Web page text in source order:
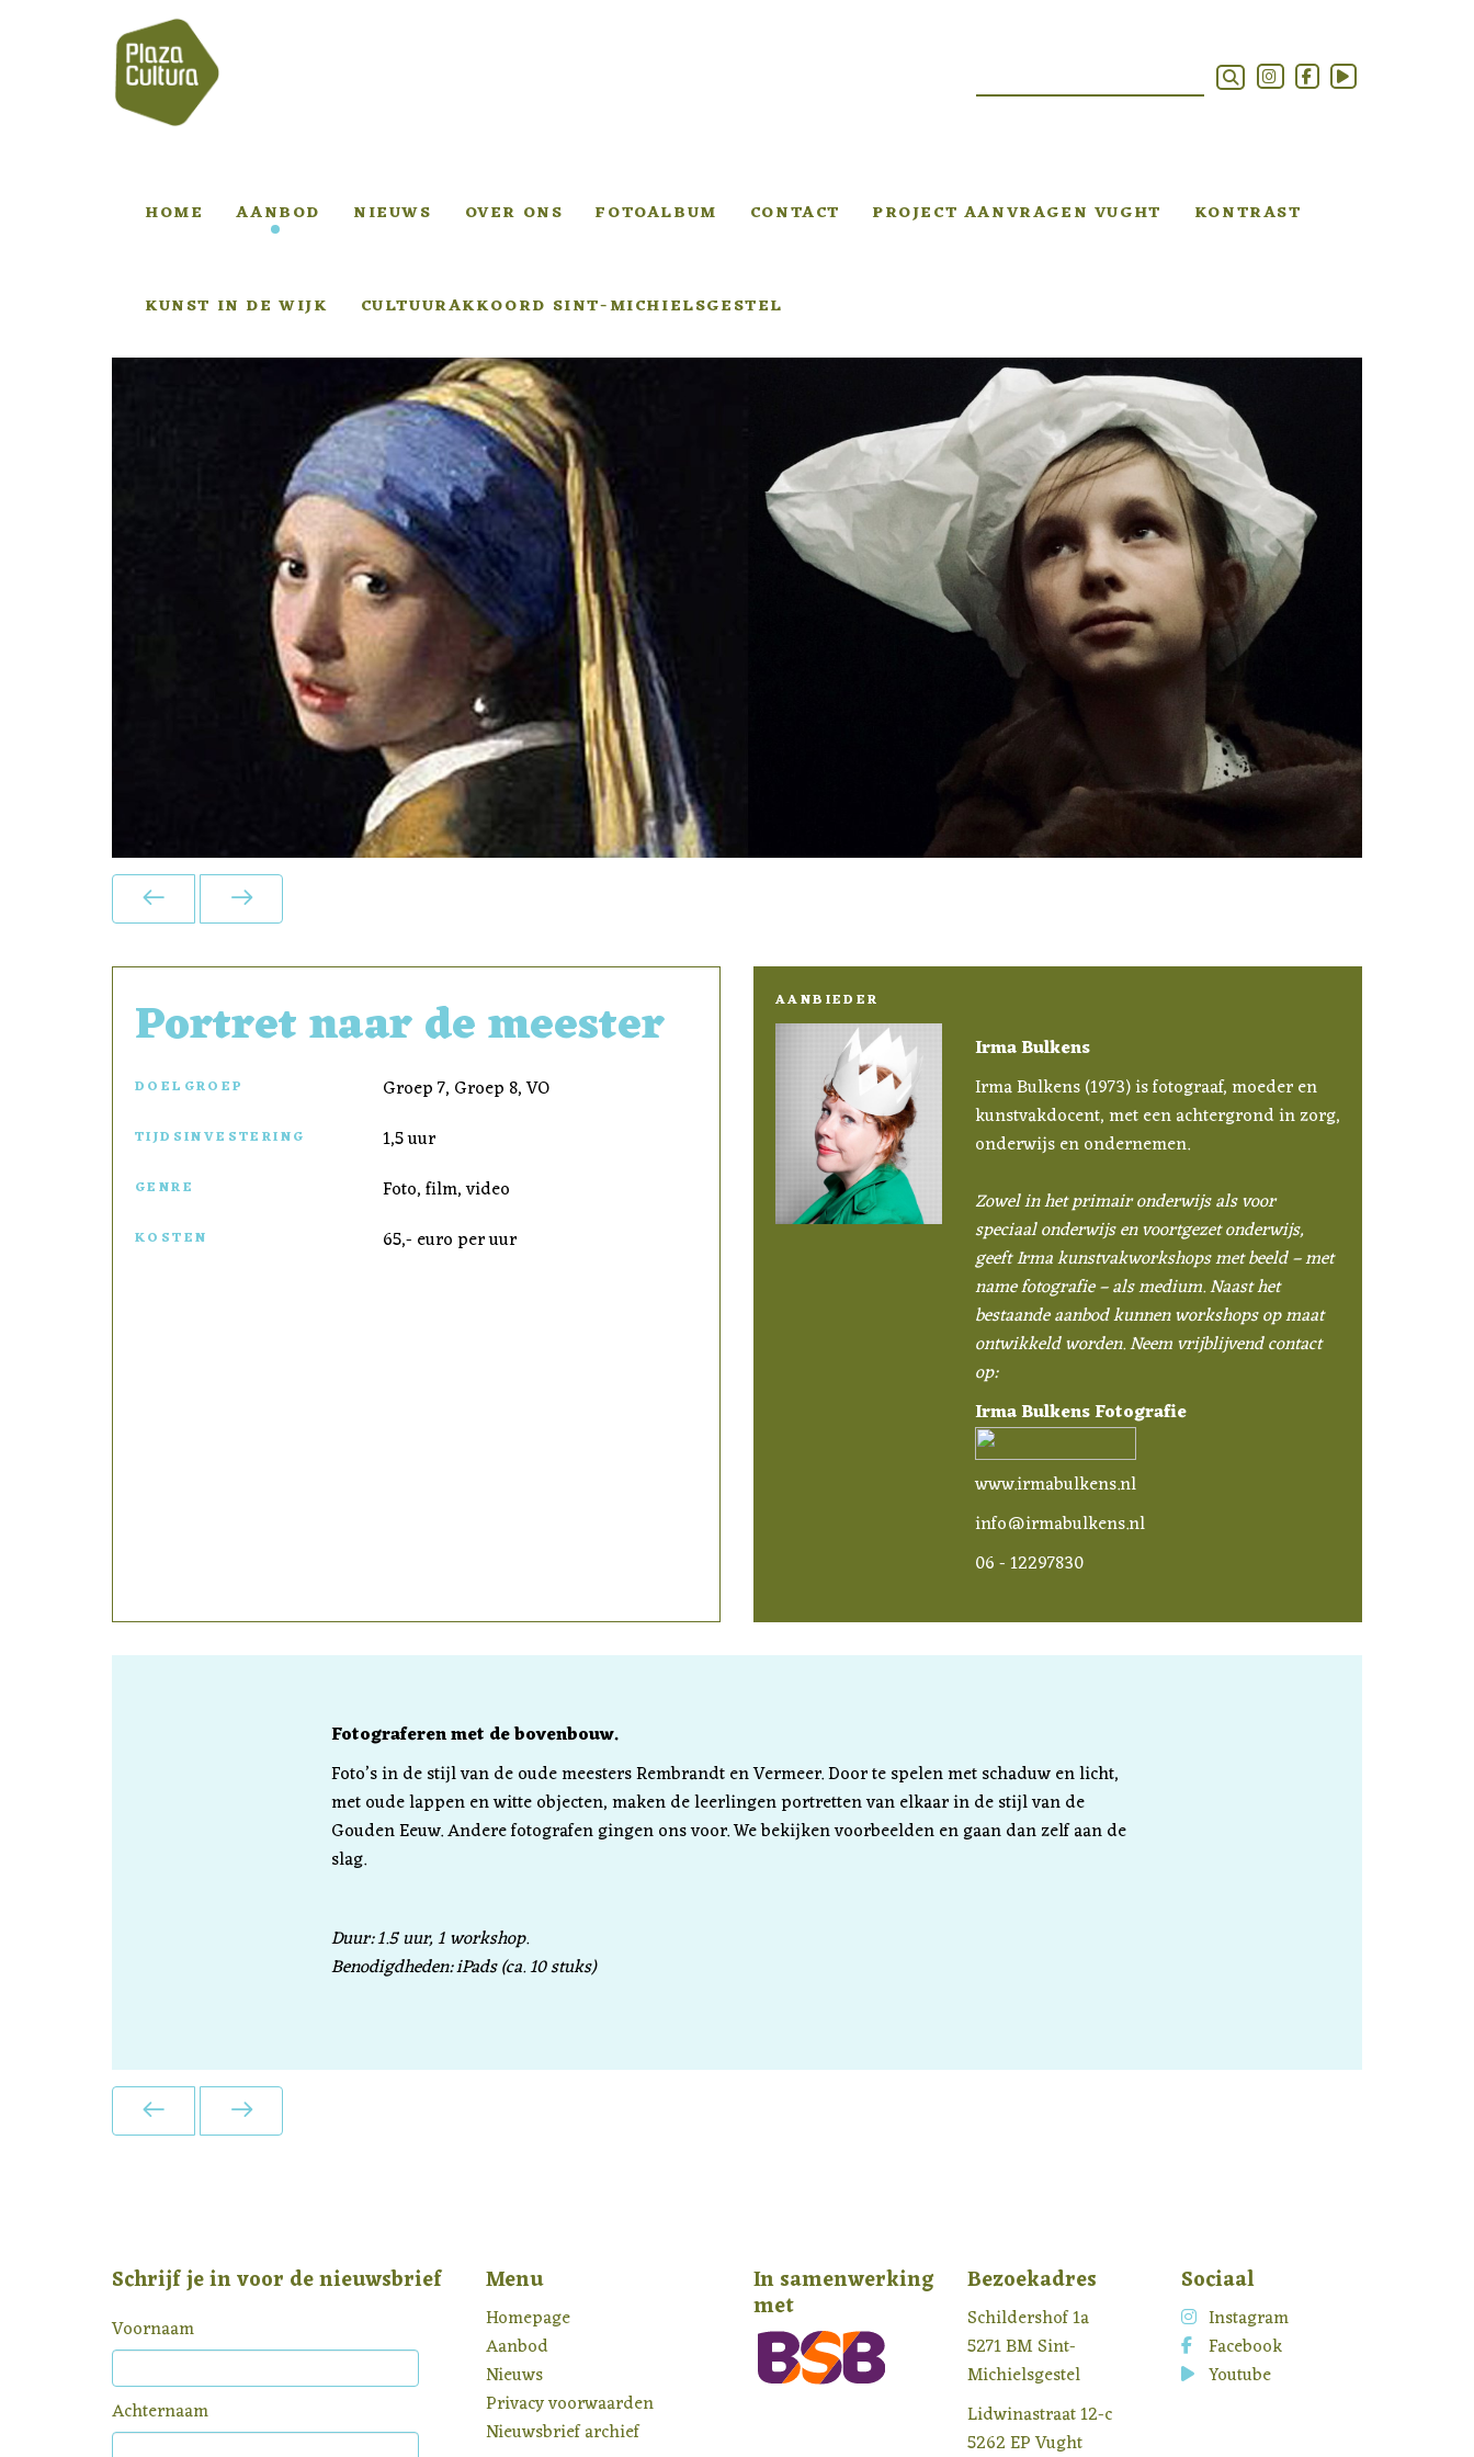
HOME AANBOD NIEUWS OVER ONS FOTOALBUM CONTACT PROJECT AANVRAGEN VUGHT KONTRAST
KUNST IN DE WIJK CULTUURAKKOORD SINT-MICHIELSGESTEL
Portret naar de meester
DOELGROEP Groep 7, Groep 8, VO
TIJDSINVESTERING 1,5 uur
GENRE Foto, film, video
KOSTEN 65,- euro per uur
AANBIEDER
Irma Bulkens
Irma Bulkens (1973) is fotograaf, moeder en
kunstvakdocent, met een achtergrond in zorg,
onderwijs en ondernemen.
Zowel in het primair onderwijs als voor
speciaal onderwijs en voortgezet onderwijs,
geeft Irma kunstvakworkshops met beeld – met
name fotografie – als medium. Naast het
bestaande aanbod kunnen workshops op maat
ontwikkeld worden. Neem vrijblijvend contact
op:
Irma Bulkens Fotografie
www.irmabulkens.nl
info@irmabulkens.nl
06 - 12297830
Fotograferen met de bovenbouw.
Foto’s in de stijl van de oude meesters Rembrandt en Vermeer. Door te spelen met schaduw en licht,
met oude lappen en witte objecten, maken de leerlingen portretten van elkaar in de stijl van de
Gouden Eeuw. Andere fotografen gingen ons voor. We bekijken voorbeelden en gaan dan zelf aan de
slag.
Duur: 1.5 uur, 1 workshop.
Benodigdheden: iPads (ca. 10 stuks)
Schrijf je in voor de nieuwsbrief
Voornaam
Achternaam
Menu
Homepage
Aanbod
Nieuws
Privacy voorwaarden
Nieuwsbrief archief
In samenwerking
met
Bezoekadres
Schildershof 1a
5271 BM Sint-
Michielsgestel
Lidwinastraat 12-c
5262 EP Vught
Sociaal
Instagram
Facebook
Youtube